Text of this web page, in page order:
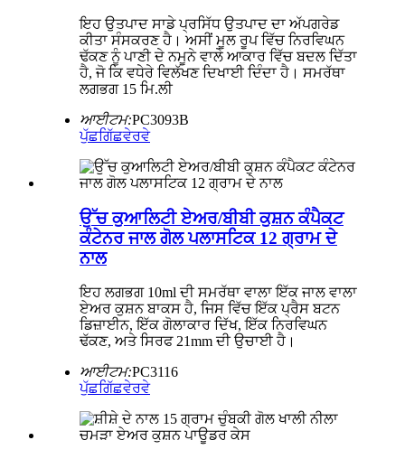
ਇਹ ਉਤਪਾਦ ਸਾਡੇ ਪ੍ਰਸਿੱਧ ਉਤਪਾਦ ਦਾ ਅੱਪਗਰੇਡ
ਕੀਤਾ ਸੰਸਕਰਣ ਹੈ। ਅਸੀਂ ਮੂਲ ਰੂਪ ਵਿੱਚ ਨਿਰਵਿਘਨ
ਢੱਕਣ ਨੂੰ ਪਾਣੀ ਦੇ ਨਮੂਨੇ ਵਾਲੇ ਆਕਾਰ ਵਿੱਚ ਬਦਲ ਦਿੱਤਾ
ਹੈ, ਜੋ ਕਿ ਵਧੇਰੇ ਵਿਲੱਖਣ ਦਿਖਾਈ ਦਿੰਦਾ ਹੈ। ਸਮਰੱਥਾ
ਲਗਭਗ 15 ਮਿ.ਲੀ
ਆਈਟਮ:PC3093B
ਪੁੱਛਗਿੱਛਵੇਰਵੇ
ਉੱਚ ਕੁਆਲਿਟੀ ਏਅਰ/ਬੀਬੀ ਕੁਸ਼ਨ ਕੰਪੈਕਟ
ਕੰਟੇਨਰ ਜਾਲ ਗੋਲ ਪਲਾਸਟਿਕ 12 ਗ੍ਰਾਮ ਦੇ
ਨਾਲ
ਇਹ ਲਗਭਗ 10ml ਦੀ ਸਮਰੱਥਾ ਵਾਲਾ ਇੱਕ ਜਾਲ ਵਾਲਾ
ਏਅਰ ਕੁਸ਼ਨ ਬਾਕਸ ਹੈ, ਜਿਸ ਵਿੱਚ ਇੱਕ ਪ੍ਰੈਸ ਬਟਨ
ਡਿਜ਼ਾਈਨ, ਇੱਕ ਗੋਲਾਕਾਰ ਦਿੱਖ, ਇੱਕ ਨਿਰਵਿਘਨ
ਢੱਕਣ, ਅਤੇ ਸਿਰਫ 21mm ਦੀ ਉਚਾਈ ਹੈ।
ਆਈਟਮ:PC3116
ਪੁੱਛਗਿੱਛਵੇਰਵੇ